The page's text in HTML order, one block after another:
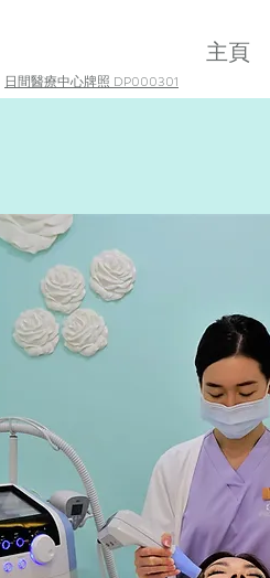
主頁
日間醫療中心牌照 DP000301